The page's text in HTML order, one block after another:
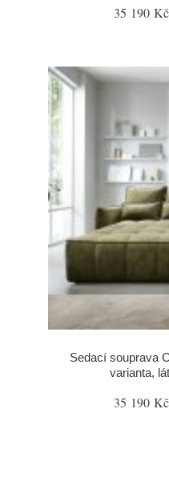
35 190 Kč
Sedací souprava
varianta,
35 190 Kč